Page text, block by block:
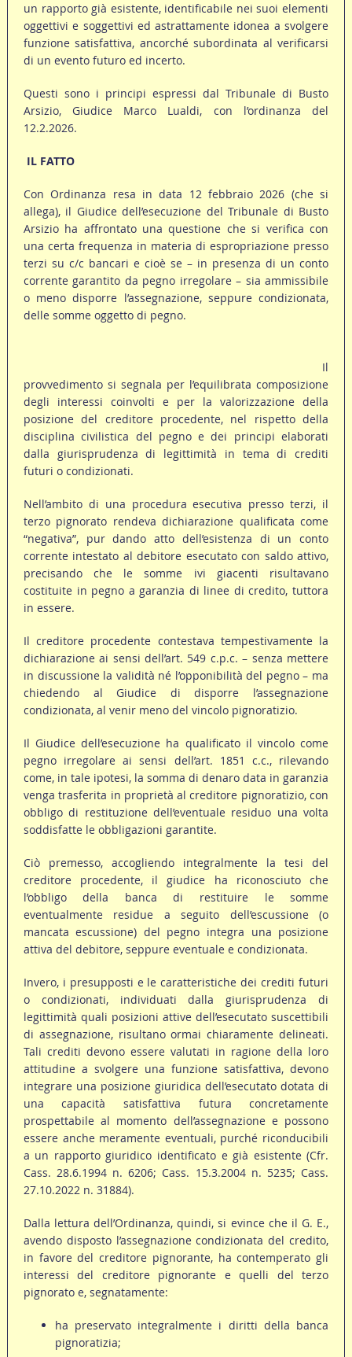
un rapporto già esistente, identificabile nei suoi elementi
oggettivi e soggettivi ed astrattamente idonea a svolgere
funzione satisfattiva, ancorché subordinata al verificarsi
di un evento futuro ed incerto.
Questi sono i principi espressi dal Tribunale di Busto
Arsizio, Giudice Marco Lualdi, con l’ordinanza del
12.2.2026.
IL FATTO
Con Ordinanza resa in data 12 febbraio 2026 (che si
allega), il Giudice dell’esecuzione del Tribunale di Busto
Arsizio ha affrontato una questione che si verifica con
una certa frequenza in materia di espropriazione presso
terzi su c/c bancari e cioè se – in presenza di un conto
corrente garantito da pegno irregolare – sia ammissibile
o meno disporre l’assegnazione, seppure condizionata,
delle somme oggetto di pegno.
Il
provvedimento si segnala per l’equilibrata composizione
degli interessi coinvolti e per la valorizzazione della
posizione del creditore procedente, nel rispetto della
disciplina civilistica del pegno e dei principi elaborati
dalla giurisprudenza di legittimità in tema di crediti
futuri o condizionati.
Nell’ambito di una procedura esecutiva presso terzi, il
terzo pignorato rendeva dichiarazione qualificata come
“negativa”, pur dando atto dell’esistenza di un conto
corrente intestato al debitore esecutato con saldo attivo,
precisando che le somme ivi giacenti risultavano
costituite in pegno a garanzia di linee di credito, tuttora
in essere.
Il creditore procedente contestava tempestivamente la
dichiarazione ai sensi dell’art. 549 c.p.c. – senza mettere
in discussione la validità né l’opponibilità del pegno – ma
chiedendo al Giudice di disporre l’assegnazione
condizionata, al venir meno del vincolo pignoratizio.
Il Giudice dell’esecuzione ha qualificato il vincolo come
pegno irregolare ai sensi dell’art. 1851 c.c., rilevando
come, in tale ipotesi, la somma di denaro data in garanzia
venga trasferita in proprietà al creditore pignoratizio, con
obbligo di restituzione dell’eventuale residuo una volta
soddisfatte le obbligazioni garantite.
Ciò premesso, accogliendo integralmente la tesi del
creditore procedente, il giudice ha riconosciuto che
l’obbligo della banca di restituire le somme
eventualmente residue a seguito dell’escussione (o
mancata escussione) del pegno integra una posizione
attiva del debitore, seppure eventuale e condizionata.
Invero, i presupposti e le caratteristiche dei crediti futuri
o condizionati, individuati dalla giurisprudenza di
legittimità quali posizioni attive dell’esecutato suscettibili
di assegnazione, risultano ormai chiaramente delineati.
Tali crediti devono essere valutati in ragione della loro
attitudine a svolgere una funzione satisfattiva, devono
integrare una posizione giuridica dell’esecutato dotata di
una capacità satisfattiva futura concretamente
prospettabile al momento dell’assegnazione e possono
essere anche meramente eventuali, purché riconducibili
a un rapporto giuridico identificato e già esistente (Cfr.
Cass. 28.6.1994 n. 6206; Cass. 15.3.2004 n. 5235; Cass.
27.10.2022 n. 31884).
Dalla lettura dell’Ordinanza, quindi, si evince che il G. E.,
avendo disposto l’assegnazione condizionata del credito,
in favore del creditore pignorante, ha contemperato gli
interessi del creditore pignorante e quelli del terzo
pignorato e, segnatamente:
ha preservato integralmente i diritti della banca
pignoratizia;